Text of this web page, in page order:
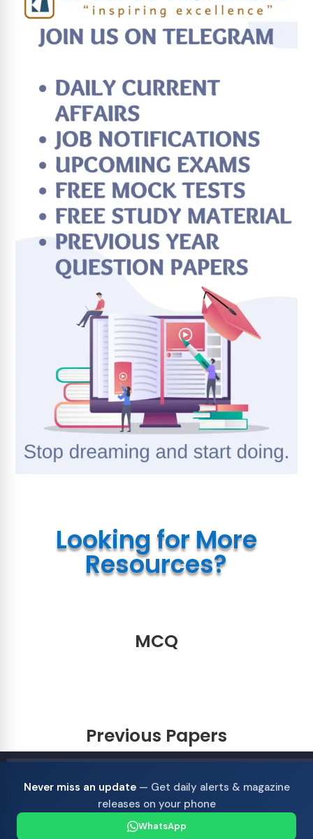
Looking for More
Resources?
MCQ
Previous Papers
Never miss an update— Get daily alerts & magazine
releases on your phone
WhatsApp